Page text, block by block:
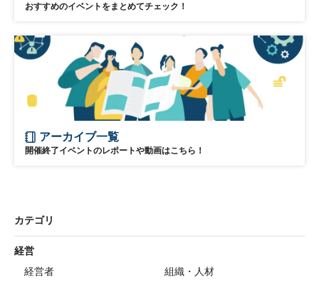
おすすめのイベントをまとめてチェック！
アーカイブ一覧
開催終了イベントのレポートや動画はこちら！
カテゴリ
経営
経営者
組織・人材